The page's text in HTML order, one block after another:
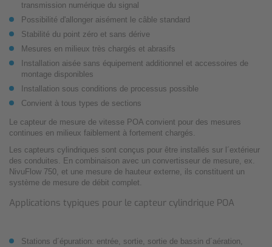
transmission numérique du signal
Possibilité d'allonger aisément le câble standard
Stabilité du point zéro et sans dérive
Mesures en milieux très chargés et abrasifs
Installation aisée sans équipement additionnel et accessoires de
montage disponibles
Installation sous conditions de processus possible
Convient à tous types de sections
Le capteur de mesure de vitesse POA convient pour des mesures
continues en milieux faiblement à fortement chargés.
Les capteurs cylindriques sont conçus pour être installés sur l´extérieur
des conduites. En combinaison avec un convertisseur de mesure, ex.
NivuFlow 750, et une mesure de hauteur externe, ils constituent un
système de mesure de débit complet.
Applications typiques pour le capteur cylindrique POA
Stations d´épuration: entrée, sortie, sortie de bassin d´aération,